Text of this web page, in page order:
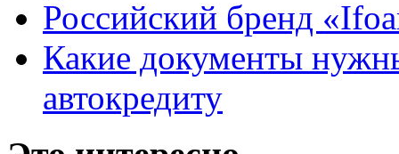
Российский бренд
Какие документы
автокредиту